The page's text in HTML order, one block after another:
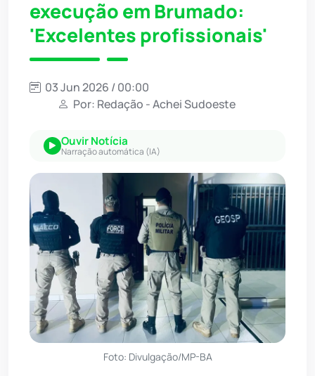
execução em Brumado:
'Excelentes profissionais'
03 Jun 2026 / 00:00
Por: Redação - Achei Sudoeste
Ouvir Notícia
Narração automática (IA)
Foto: Divulgação/MP-BA